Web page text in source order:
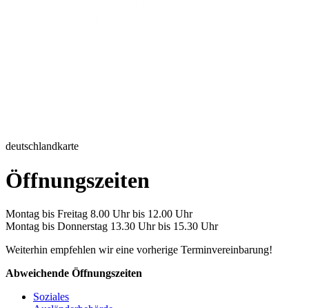
deutschlandkarte
Öffnungszeiten
Montag bis Freitag 8.00 Uhr bis 12.00 Uhr
Montag bis Donnerstag 13.30 Uhr bis 15.30 Uhr
Weiterhin empfehlen wir eine vorherige Terminvereinbarung!
Abweichende Öffnungszeiten
Soziales